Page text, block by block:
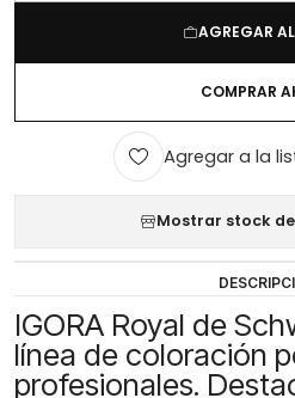
AGREGAR
COMPRAR
Agregar a la
Mostrar stock
IGORA Royal de
línea de coloración
profesionales.